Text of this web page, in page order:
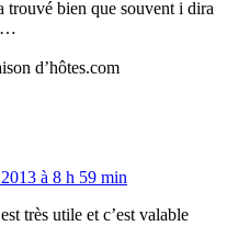
trouvé bien que souvent i dira
d’hôtes.com
à 8 h 59 min
très utile et c’est valable